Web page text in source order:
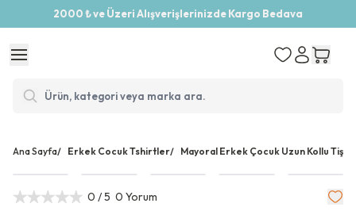
2000 ₺ ve Üzeri Alışverişlerinizde Kargo Bedava
Ana Sayfa/ Erkek Cocuk Tshirtler/ Mayoral Erkek Çocuk Uzun Kollu
0 / 5 0 Yorum